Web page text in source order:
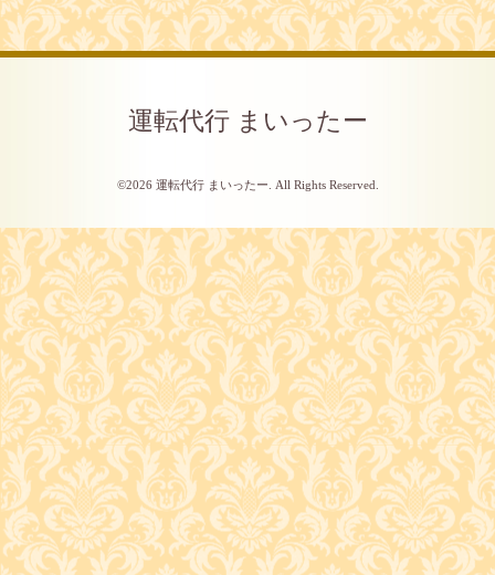
運転代行 まいったー
©2026 運転代行 まいったー . All Rights Reserved.